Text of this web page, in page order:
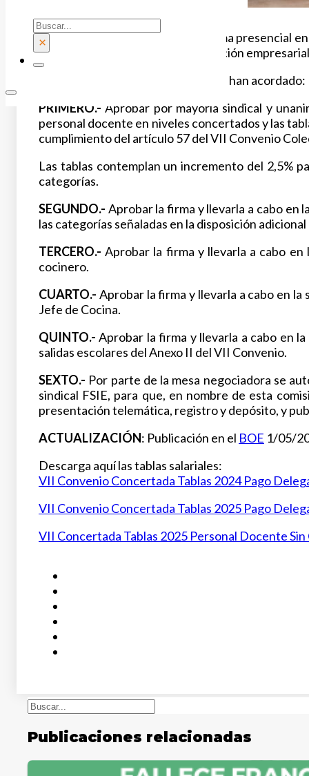
Buscar
×
La reunión se ha celebrado de forma presencial
Ha presidido la reunión la organización
Tras las deliberaciones pertinentes han acordado:
PRIMERO.-Aprobar por mayoría sindical y
personal docente en niveles concertados y las
cumplimiento del artículo 57 del VII Convenio
Las tablas contemplan un incremento del 2,5%
categorías.
SEGUNDO.- Aprobar la firma y llevarla a cabo en
las categorías señaladas en la disposición
TERCERO.-Aprobar la firma y llevarla a cabo
cocinero.
CUARTO.- Aprobar la firma y llevarla a cabo en
Jefe de Cocina.
QUINTO.-Aprobar la firma y llevarla a cabo en
salidas escolares del Anexo II del VII Convenio.
SEXTO.- Por parte de la mesa negociadora se
sindical FSIE, para que, en nombre de esta
presentación telemática, registro y depósito, y
ACTUALIZACIÓN: Publicación en el BOE 1/05/
Descarga aquí las tablas salariales:
VII Convenio Concertada Tablas 2024 Pago
VII Convenio Concertada Tablas 2025 Pago
VII Concertada Tablas 2025 Personal Docente Sin
Buscar
Publicaciones relacionadas